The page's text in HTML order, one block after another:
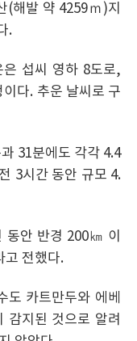
(해발 약 4259ｍ)지
.
은 섭씨 영하 8도로,
다. 추운 날씨로 구
31분에도 각각 4.4
3시간 동안 규모 4.
동안 반경 200㎞ 이
고 전했다.
도 카트만두와 에베
감지된 것으로 알려